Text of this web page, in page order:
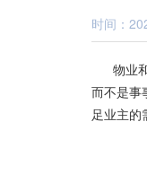
时间：
物业和
而不是事
足业主的